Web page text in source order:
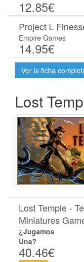
12.85€
Project L
Empire Games
14.95€
Ver la ficha
Lost
Lost Temple -
Miniatures
¿Jugamos
Una?
40.46€